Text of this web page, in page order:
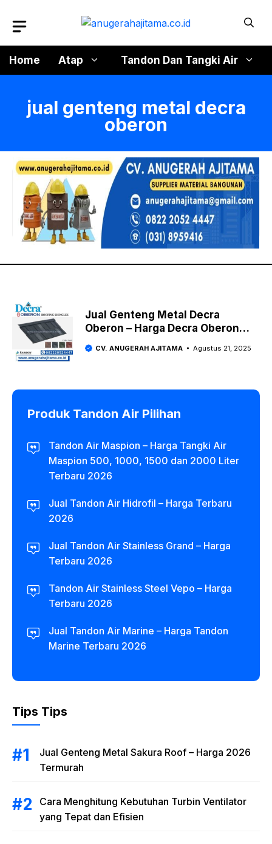
Home
Atap Tandon Dan Tangki Air
jual genteng metal decra
oberon
Jual Genteng Metal Decra
Oberon – Harga Decra Oberon
CV. ANUGERAH AJITAMA Agustus 21, 2025
Produk Tandon Air Pilihan
Tandon Air Maspion – Harga Tangki Air
Maspion 500, 1000, 1500 dan 2000 Liter
Terbaru 2026
Jual Tandon Air Hidrofil – Harga Terbaru
2026
Jual Tandon Air Stainless Grand – Harga
Terbaru 2026
Tandon Air Stainless Steel Vepo – Harga
Terbaru 2026
Jual Tandon Air Marine – Harga Tandon
Marine Terbaru 2026
Tips Tips
Jual Genteng Metal Sakura Roof – Harga 2026
Termurah
Cara Menghitung Kebutuhan Turbin Ventilator
yang Tepat dan Efisien